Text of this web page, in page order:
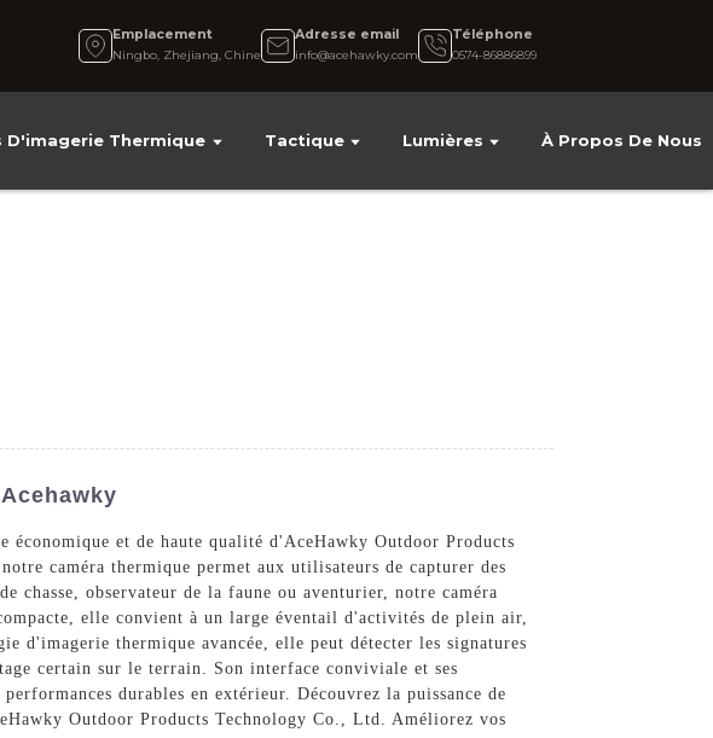
Emplacement
Ningbo, Zhejiang, Chine
Adresse email
info@acehawky.com
Téléphone
0574-86886899
D'imagerie Thermique Tactique Lumières À Propos De Nous
économique et de haute qualité d'AceHawky Outdoor Products
caméra thermique permet aux utilisateurs de capturer des
chasse, observateur de la faune ou aventurier, notre caméra
elle convient à un large éventail d'activités de plein air,
d'imagerie thermique avancée, elle peut détecter les signatures
certain sur le terrain. Son interface conviviale et ses
durables en extérieur. Découvrez la puissance de
Outdoor Products Technology Co., Ltd. Améliorez vos